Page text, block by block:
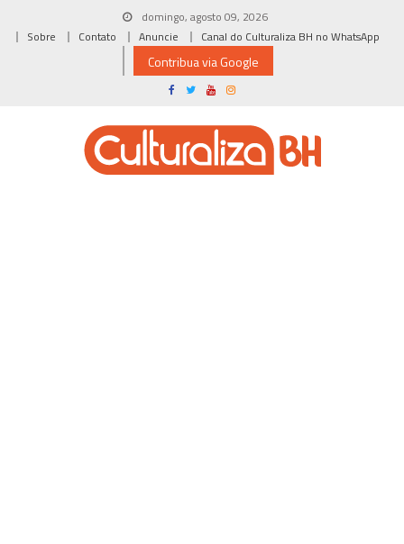
domingo, agosto 09, 2026
Sobre
Contato Anuncie Canal do Culturaliza BH no WhatsApp
Contribua via Google